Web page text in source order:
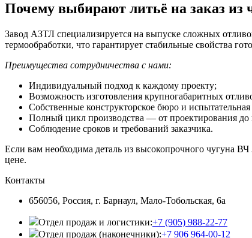
Почему выбирают литьё на заказ из
Завод АЗТЛ специализируется на выпуске сложных
термообработки, что гарантирует стабильные свойства
Преимущества сотрудничества с нами:
Индивидуальный подход к каждому проекту;
Возможность изготовления крупногабаритных
Собственные конструкторское бюро и испытательная
Полный цикл производства — от проектирования до
Соблюдение сроков и требований заказчика.
Если вам необходима деталь из высокопрочного чугуна
цене.
Контакты
656056, Россия, г. Барнаул, Мало-Тобольская, 6а
Отдел продаж и логистики:+7 (905) 988-22-77
Отдел продаж (наконечники):+7 906 964-00-12